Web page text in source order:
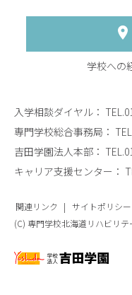
学校への
入学相談ダイヤル：
専門学校総合事務局：
吉田学園法人本部：
キャリア支援センター：
関連リンク サイトポリシー
(C) 専門学校北海道リハビリ